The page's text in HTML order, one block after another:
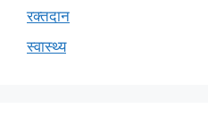
रक्तदान
स्वास्थ्य